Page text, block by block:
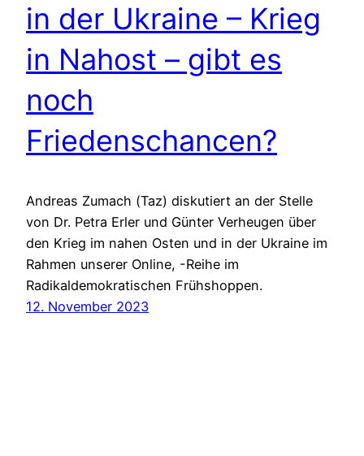
in der Ukraine – Krieg
in Nahost – gibt es
noch
Friedenschancen?
Andreas Zumach (Taz) diskutiert an der Stelle
von Dr. Petra Erler und Günter Verheugen über
den Krieg im nahen Osten und in der Ukraine im
Rahmen unserer Online, -Reihe im
Radikaldemokratischen Frühshoppen.
12. November 2023